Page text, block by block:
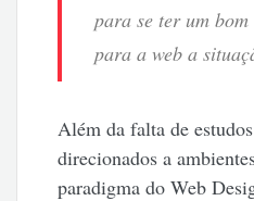
para se ter um
para a web a
Além da falta de
direcionados a
paradigma do Web